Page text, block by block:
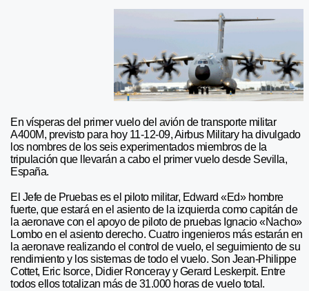
En vísperas del primer vuelo del avión de transporte militar
A400M, previsto para hoy 11-12-09, Airbus Military ha divulgado
los nombres de los seis experimentados miembros de la
tripulación que llevarán a cabo el primer vuelo desde Sevilla,
España.
El Jefe de Pruebas es el piloto militar, Edward «Ed» hombre
fuerte, que estará en el asiento de la izquierda como capitán de
la aeronave con el apoyo de piloto de pruebas Ignacio «Nacho»
Lombo en el asiento derecho. Cuatro ingenieros más estarán en
la aeronave realizando el control de vuelo, el seguimiento de su
rendimiento y los sistemas de todo el vuelo. Son Jean-Philippe
Cottet, Eric Isorce, Didier Ronceray y Gerard Leskerpit. Entre
todos ellos totalizan más de 31.000 horas de vuelo total.